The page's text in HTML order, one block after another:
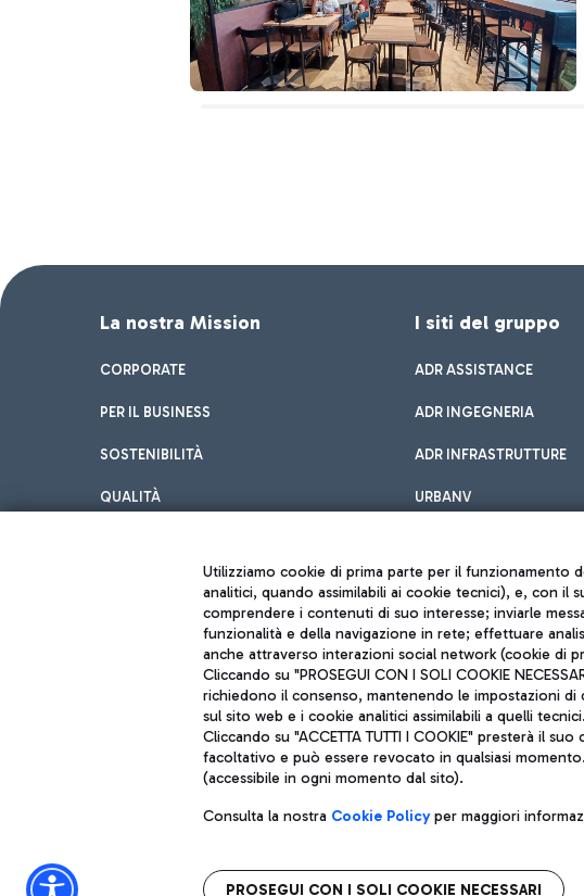
La nostra Mission
CORPORATE
PER IL BUSINESS
SOSTENIBILITÀ
QUALITÀ
I siti del gruppo
ADR ASSISTANCE
ADR INGEGNERIA
ADR INFRASTRUTTURE
URBANV
Aeroporti di Roma S.p.A. - Società soggetta a direzione e coordinamento di Mundys
Codice fiscale e Registro delle Imprese di Roma 13032990155 P. IVA 06572251004
Capitale sociale 62.224.743,00 int. vers.
Sede legale: Via Pier Paolo Racchetti 1 - 00054 Fiumicino (RM) telefono +39 06 65951
Utilizziamo cookie di prima parte per il funzionamento
analitici, quando assimilabili ai cookie tecnici), e, con il
comprendere i contenuti di suo interesse; inviarle
funzionalità e della navigazione in rete; effettuare
anche attraverso interazioni social network (cookie di
Cliccando su "PROSEGUI CON I SOLI COOKIE
richiedono il consenso, mantenendo le impostazioni di
sul sito web e i cookie analitici assimilabili a quelli tecnici.
Cliccando su "ACCETTA TUTTI I COOKIE" presterà il
facoltativo e può essere revocato in qualsiasi
(accessibile in ogni momento dal sito).
Consulta la nostra Cookie Policyper maggiori
PROSEGUI CON I SOLI COOKIE NECESSARI